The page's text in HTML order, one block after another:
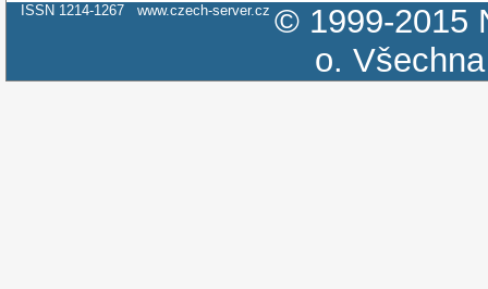
ISSN 1214-1267 www.czech-server.cz © 1999-2015
o.